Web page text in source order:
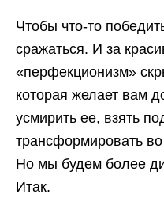
Чтобы что-то
сражаться. И за
«перфекционизм»
которая желает вам
усмирить ее, взять
трансформировать во
Но мы будем более
Итак.